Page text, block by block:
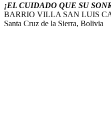
¡EL CUIDADO QUE SU
BARRIO VILLA SAN LUIS
Santa Cruz de la Sierra, Bolivia